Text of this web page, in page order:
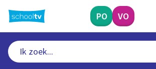
naar
hoofdinhoud
PO VO